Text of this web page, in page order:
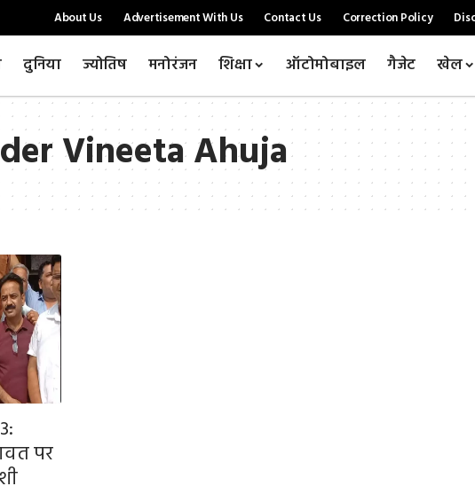
About Us Advertisement With Us Contact Us Correction Policy
दुनिया ज्योतिष मनोरंजन शिक्षा ऑटोमोबाइल गैजेट खेल
Vineeta Ahuja
पर